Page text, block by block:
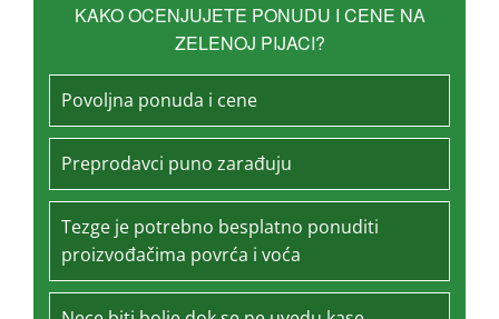
KAKO OCENJUJETE PONUDU I CENE NA
ZELENOJ PIJACI?
Povoljna ponuda i cene
Preprodavci puno zarađuju
Tezge je potrebno besplatno ponuditi
proizvođačima povrća i voća